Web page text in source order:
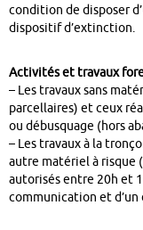
condition de disposer
dispositif d’extinction.
Activités et travaux
– Les travaux sans
parcellaires) et ceux
ou débusquage (hors
– Les travaux à la
autre matériel à risque
autorisés entre 20h et
communication et